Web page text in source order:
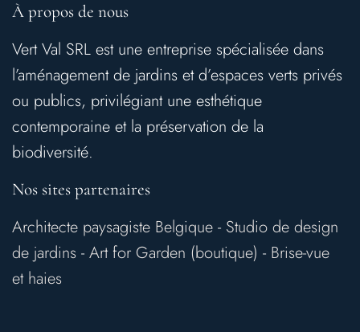
À propos de nous
Vert Val SRL est une entreprise spécialisée dans
l’aménagement de jardins et d’espaces verts privés
ou publics, privilégiant une esthétique
contemporaine et la préservation de la
biodiversité.
Nos sites partenaires
Architecte paysagiste Belgique - Studio de design
de jardins - Art for Garden (boutique) - Brise-vue
et haies